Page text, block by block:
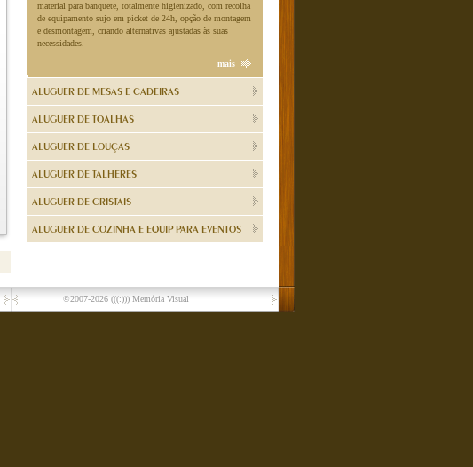
material para banquete, totalmente higienizado, com recolha
de equipamento sujo em picket de 24h, opção de montagem
e desmontagem, criando alternativas ajustadas às suas
necessidades.
mais
ALUGUER DE MESAS E CADEIRAS
ALUGUER DE TOALHAS
ALUGUER DE LOUÇAS
ALUGUER DE TALHERES
ALUGUER DE CRISTAIS
ALUGUER DE COZINHA E EQUIP PARA EVENTOS
©2007-2026 (((:))) Memória Visual